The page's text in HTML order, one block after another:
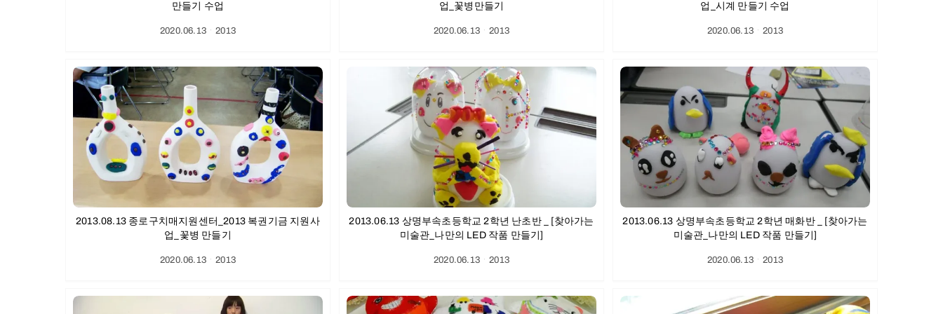
만들기 수업
2020.06.13ㆍ2013
업_꽃병만들기
2020.06.13ㆍ2013
업_시계 만들기 수업
2020.06.13ㆍ2013
2013.08.13 종로구치매지원센터_2013 복권기금 지원사
업_꽃병 만들기
2020.06.13ㆍ2013
2013.06.13 상명부속초등학교 2학년 난초반 _ [찾아가는
미술관_나만의 LED 작품 만들기]
2020.06.13ㆍ2013
2013.06.13 상명부속초등학교 2학년 매화반 _ [찾아가는
미술관_나만의 LED 작품 만들기]
2020.06.13ㆍ2013